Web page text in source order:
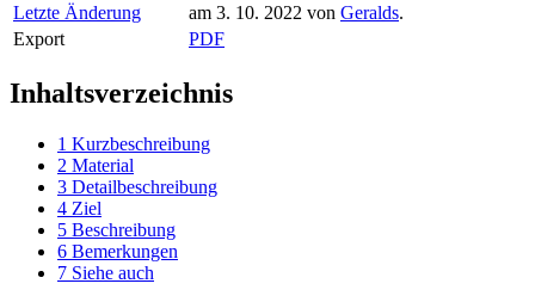
Letzte Änderung
am 3. 10. 2022 von Geralds.
Export
PDF
Inhaltsverzeichnis
1 Kurzbeschreibung
2 Material
3 Detailbeschreibung
4 Ziel
5 Beschreibung
6 Bemerkungen
7 Siehe auch